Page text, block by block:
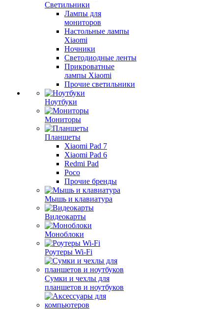
Светильники
Лампы для
мониторов
Настольные лампы
Xiaomi
Ночники
Светодиодные ленты
Прикроватные
лампы Xiaomi
Прочие светильники
Ноутбуки
Мониторы
Планшеты
Xiaomi Pad 7
Xiaomi Pad 6
Redmi Pad
Poco
Прочие бренды
Мышь и клавиатура
Видеокарты
Моноблоки
Роутеры Wi-Fi
Сумки и чехлы для
планшетов и ноутбуков